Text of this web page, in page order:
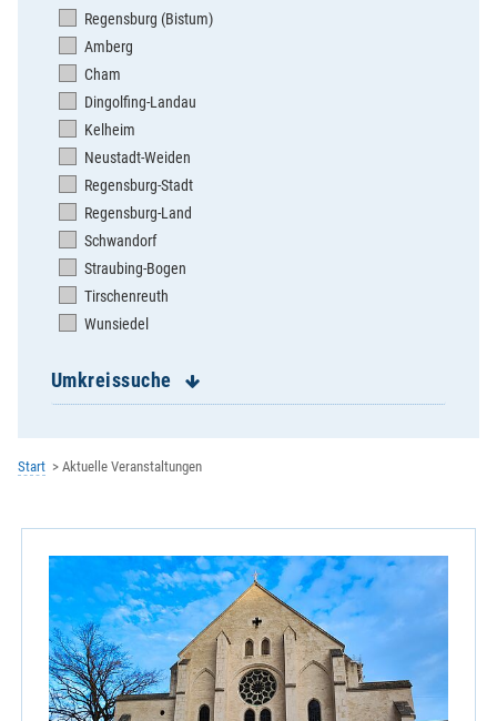
Herz Jesu
Herz Marien
Hl. Dreifaltigkeit Steinweg
Hl. Geist
Mariä Himmelfahrt Sallern
St. Albertus Magnus
St. Andreas
St. Anton
St. Bonifaz/St. Georg
St. Cäcilia
St. Coloman Harting
St. Emmeram
St. Georg Schwabelweis
St. Paul Königswiesen
St. Wolfgang
Zentrale Veranstaltung
Regensburg (Bistum)
Amberg
Cham
Dingolfing-Landau
Kelheim
Neustadt-Weiden
Regensburg-Stadt
Regensburg-Land
Schwandorf
Straubing-Bogen
Tirschenreuth
Wunsiedel
Umkreissuche
Start Aktuelle Veranstaltungen